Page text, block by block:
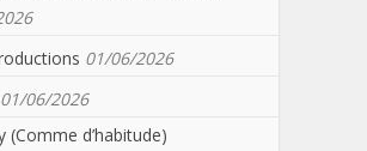
01/06/2026
01/06/2026
(Comme d’habitude)